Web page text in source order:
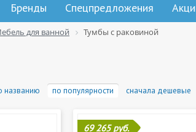
Бренды Спецпредложения
для ванной Тумбы с раковиной
названию по популярности сначала дешевые
69 265 руб.